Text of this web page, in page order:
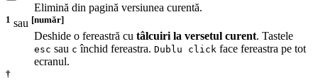
Elimină din pagină versiunea curentă.
1 sau [număr]
Deshide o fereastră cu tâlcuiri la versetul curent. Tastele
esc sau c închid fereastra. Dublu click face fereastra pe tot
ecranul.
†